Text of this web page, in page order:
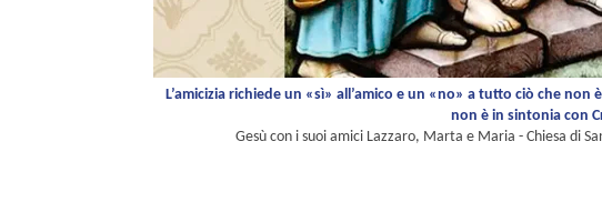
L’amicizia richiede un «sì» all’amico e un «no» a tutto ciò che
non è in sintonia con
Gesù con i suoi amici Lazzaro, Marta e Maria - Chiesa di